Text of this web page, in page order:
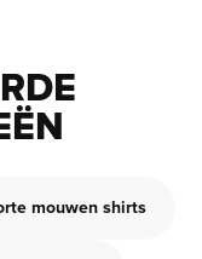
mouwen shirts